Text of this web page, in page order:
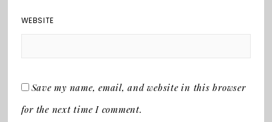
WEBSITE
Save my name, email, and website in this browser
for the next time I comment.